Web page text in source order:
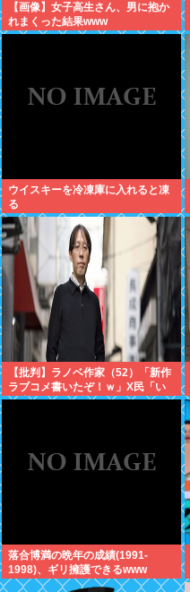
【画像】女子高生さん、男に抱か
れまくった結果www
ウイスキーを冷凍庫に入れると凍
る
【批判】ラノベ作家（52）「新作
ラブコメ書いたぞ！ｗ」X民「い
い歳こいてラブコメ（笑）恥ずか
落合博満の晩年の成績(1991-
1998)、ギリ擁護できるwww